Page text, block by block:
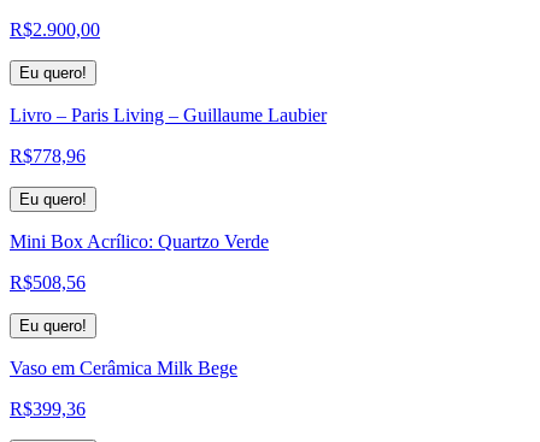
R$2.900,00
Eu quero!
Livro – Paris Living – Guillaume Laubier
R$778,96
Eu quero!
Mini Box Acrílico: Quartzo Verde
R$508,56
Eu quero!
Vaso em Cerâmica Milk Bege
R$399,36